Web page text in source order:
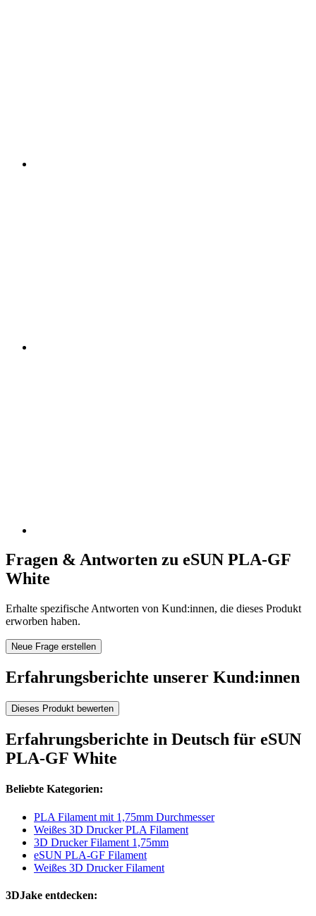
Fragen & Antworten zu eSUN PLA-GF
White
Erhalte spezifische Antworten von Kund:innen, die dieses Produkt
erworben haben.
Neue Frage erstellen
Erfahrungsberichte unserer Kund:innen
Dieses Produkt bewerten
Erfahrungsberichte in Deutsch für eSUN
PLA-GF White
Beliebte Kategorien:
PLA Filament mit 1,75mm Durchmesser
Weißes 3D Drucker PLA Filament
3D Drucker Filament 1,75mm
eSUN PLA-GF Filament
Weißes 3D Drucker Filament
3DJake entdecken: